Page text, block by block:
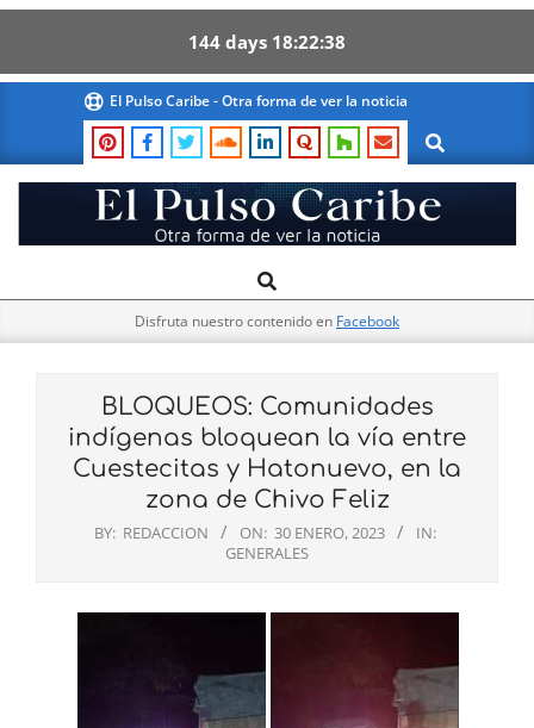
144 days 18 22 38
content
El Pulso Caribe - Otra forma de ver la noticia
Search
El
Pulso
Navigation
Search
Disfruta nuestro contenido en Facebook
BLOQUEOS: Comunidades
indígenas bloquean la vía entre
Cuestecitas y Hatonuevo, en la
zona de Chivo Feliz
BY: REDACCION ON: 30 ENERO, 2023
IN:
GENERALES